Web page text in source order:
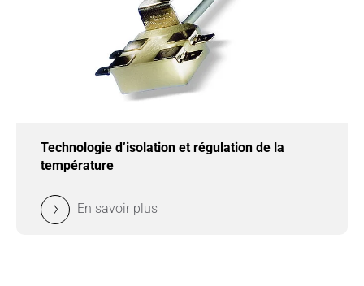
Technologie d’isolation et régulation de la
température
En savoir plus